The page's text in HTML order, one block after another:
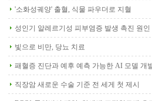
'소화성궤양' 출혈, 식물 파우더로 지혈
성인기 알레르기성 피부염증 발생 촉진 원인
빛으로 비만, 당뇨 치료
패혈증 진단과 예후 예측 가능한 AI 모델 개
직장암 새로운 수술 기준 전 세게 첫 제시